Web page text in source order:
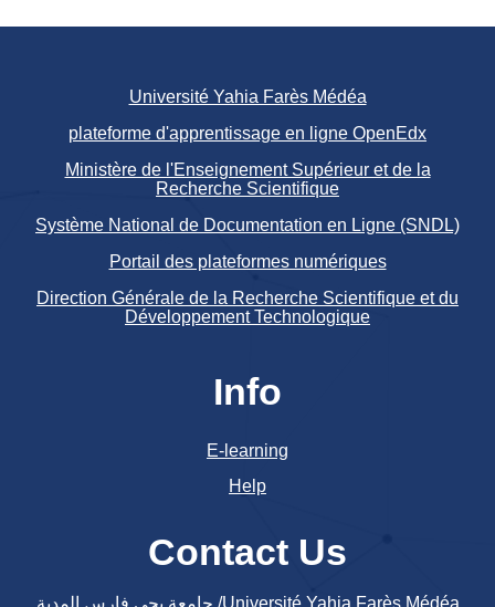
Université Yahia Farès Médéa
plateforme d'apprentissage en ligne OpenEdx
Ministère de l'Enseignement Supérieur et de la
Recherche Scientifique
Système National de Documentation en Ligne (SNDL)
Portail des plateformes numériques
Direction Générale de la Recherche Scientifique et du
Développement Technologique
Info
E-learning
Help
Contact Us
جامعة يحي فارس المدية /Université Yahia Farès Médéa